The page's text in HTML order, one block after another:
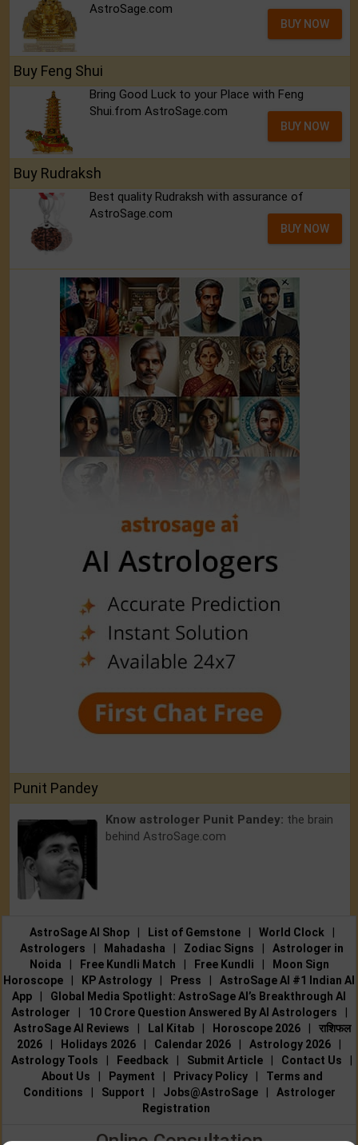
AstroSage.com
BUY NOW
Buy Feng Shui
Bring Good Luck to your Place with Feng
Shui.from AstroSage.com
BUY NOW
Buy Rudraksh
Best quality Rudraksh with assurance of
AstroSage.com
BUY NOW
Punit Pandey
Know astrologer Punit Pandey: the brain
behind AstroSage.com
AstroSage AI Shop | List of Gemstone | World Clock
|
Astrologers
| Mahadasha | Zodiac Signs |
Astrologer in
Noida
| Free Kundli Match | Free Kundli |
Moon Sign
Horoscope
| KP Astrology | Press |
AstroSage AI #1 Indian AI
App
|
Global Media Spotlight: AstroSage AI’s Breakthrough AI
Astrologer
| 10 Crore Question Answered By AI Astrologers
|
AstroSage AI Reviews
| Lal Kitab | Horoscope 2026 |
राशिफल
2026
| Holidays 2026 | Calendar 2026 | Astrology 2026
|
Astrology Tools
| Feedback | Submit Article | Contact Us
|
About Us
| Payment | Privacy Policy |
Terms and
Conditions
| Support | Jobs@AstroSage |
Astrologer
Registration